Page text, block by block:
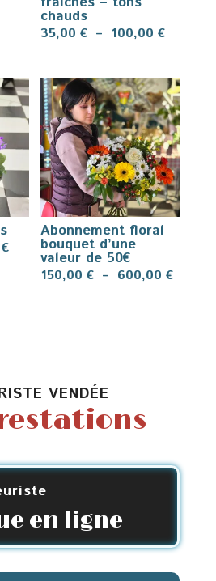
chauds
35,00€ – 100,00€Plage
prix :
35,00 €
à
100,00
€Plage
Abonnement floral
bouquet d’une
valeur de 50€
150,00€ – 600,00€Plage
VENDÉE
en ligne